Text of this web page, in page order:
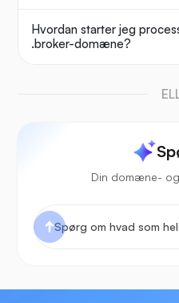
Hvordan starter jeg
.broker-domæne?
Din domæne-